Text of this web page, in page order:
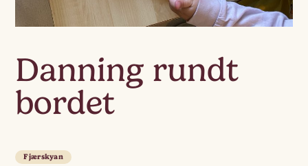
Danning rundt
bordet
Fjærskyan